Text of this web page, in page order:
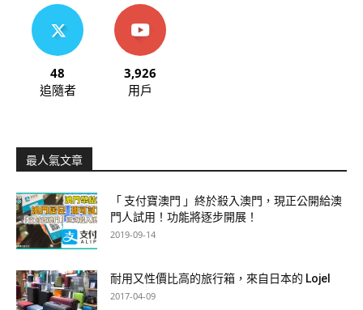
48
追隨者
3,926
用戶
最人氣文章
「 支付寶澳門 」終於殺入澳門，現正公開給澳
門人試用！功能將逐步開展！
2019-09-14
耐用又性價比高的旅行箱，來自日本的 Lojel
2017-04-09